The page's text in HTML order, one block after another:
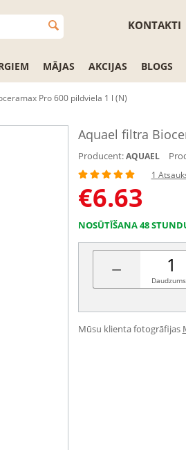
KONTAKTI
MĀJAS AKCIJAS BLOGS
Pro 600 pildviela 1 l (N)
Aquael filtra
Producent: AQUAEL
1
€6.63
NOSŪTĪŠANA 48
−
Mūsu klienta fotogrāfijas